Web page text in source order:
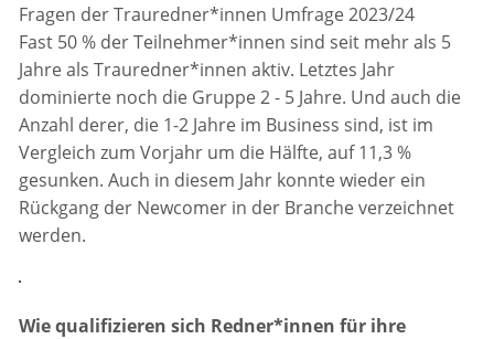
Fragen der Trauredner*innen Umfrage 2023/24
Fast 50 % der Teilnehmer*innen sind seit mehr als 5
Jahre als Trauredner*innen aktiv. Letztes Jahr
dominierte noch die Gruppe 2 - 5 Jahre. Und auch die
Anzahl derer, die 1-2 Jahre im Business sind, ist im
Vergleich zum Vorjahr um die Hälfte, auf 11,3 %
gesunken. Auch in diesem Jahr konnte wieder ein
Rückgang der Newcomer in der Branche verzeichnet
werden.
Wie qualifizieren sich Redner*innen für ihre